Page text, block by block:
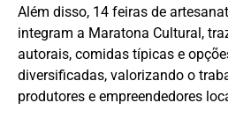
Além disso, 14 feiras de
integram a Maratona Cultural,
autorais, comidas típicas e
diversificadas, valorizando o
produtores e empreendedores